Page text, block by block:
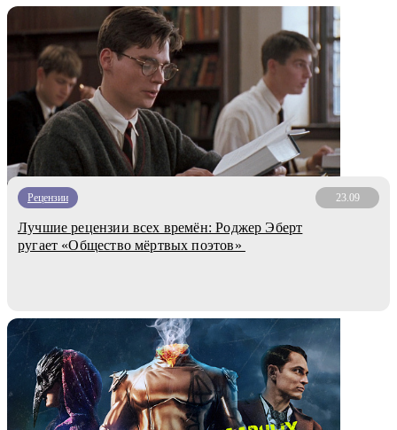
Рецензии 23.09
Лучшие рецензии всех времён: Роджер Эберт
ругает «Общество мёртвых поэтов»